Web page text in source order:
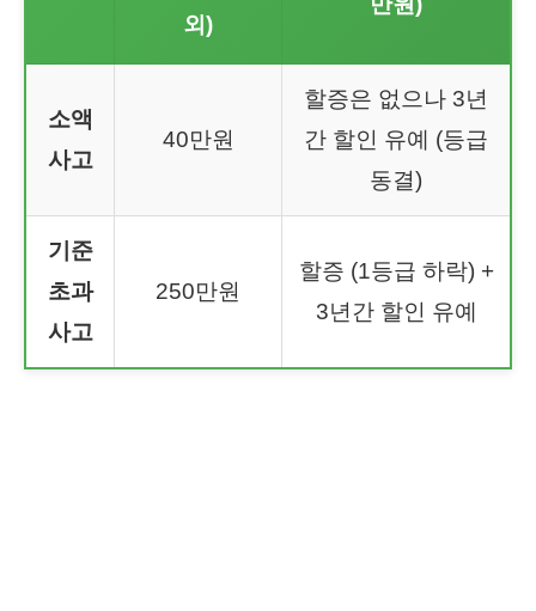
외)
소액
사고
40만원
할증은 없으나 3년
간 할인 유예 (등급
동결)
기준
초과
사고
250만원
할증 (1등급 하락) +
3년간 할인 유예